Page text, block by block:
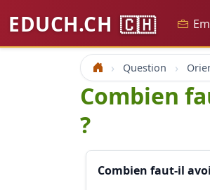
EDUCH.CH 🇨🇭
Accueil Question
Combien
?
Combien faut-il